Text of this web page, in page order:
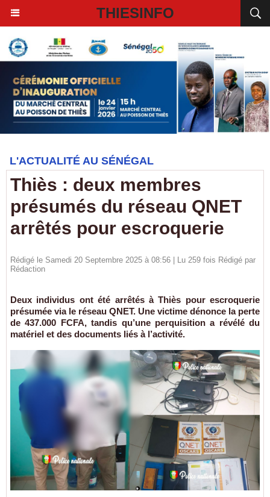
THIESINFO
L'ACTUALITÉ AU SÉNÉGAL
Thiès : deux membres
présumés du réseau QNET
arrêtés pour escroquerie
Rédigé le Samedi 20 Septembre 2025 à 08:56 | Lu 259 fois Rédigé par
Rédaction
Deux individus ont été arrêtés à Thiès pour escroquerie
présumée via le réseau QNET. Une victime dénonce la perte
de 437.000 FCFA, tandis qu’une perquisition a révélé du
matériel et des documents liés à l’activité.